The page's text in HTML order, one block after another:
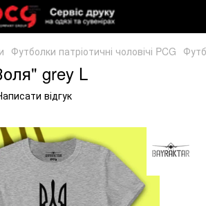
Футболки патріотичні чоловічі PCG
grey L
відгук